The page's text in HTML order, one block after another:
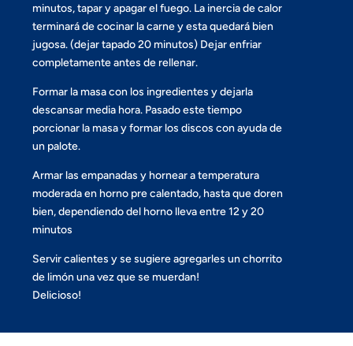
minutos, tapar y apagar el fuego. La inercia de calor
terminará de cocinar la carne y esta quedará bien
jugosa. (dejar tapado 20 minutos) Dejar enfriar
completamente antes de rellenar.
Formar la masa con los ingredientes y dejarla
descansar media hora. Pasado este tiempo
porcionar la masa y formar los discos con ayuda de
un palote.
Armar las empanadas y hornear a temperatura
moderada en horno pre calentado, hasta que doren
bien, dependiendo del horno lleva entre 12 y 20
minutos
Servir calientes y se sugiere agregarles un chorrito
de limón una vez que se muerdan!
Delicioso!